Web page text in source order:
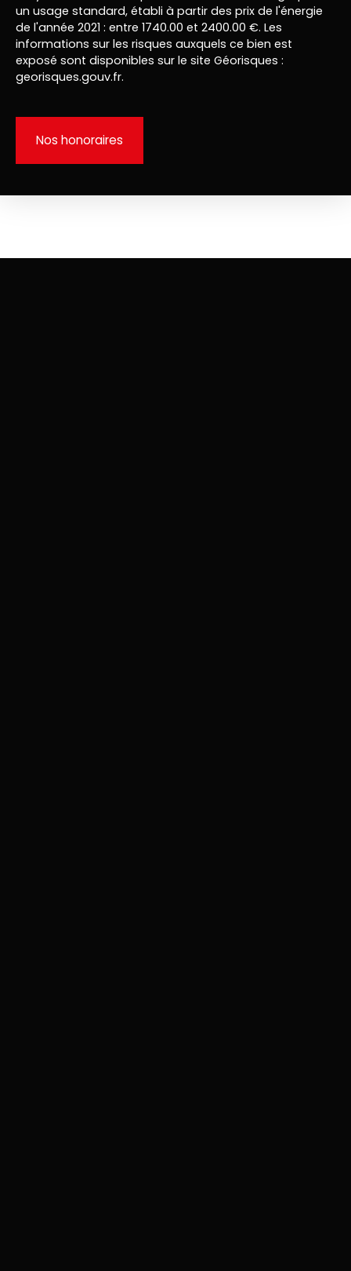
un usage standard, établi à partir des prix de l'énergie
de l'année 2021 : entre 1740.00 et 2400.00 €. Les
informations sur les risques auxquels ce bien est
exposé sont disponibles sur le site Géorisques :
georisques.gouv.fr.
Nos honoraires